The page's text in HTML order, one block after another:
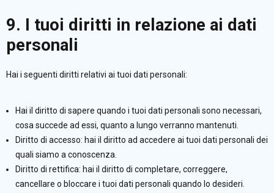
9. I tuoi diritti in relazione ai dati
personali
Hai i seguenti diritti relativi ai tuoi dati personali:
Hai il diritto di sapere quando i tuoi dati personali sono necessari,
cosa succede ad essi, quanto a lungo verranno mantenuti.
Diritto di accesso: hai il diritto ad accedere ai tuoi dati personali dei
quali siamo a conoscenza.
Diritto di rettifica: hai il diritto di completare, correggere,
cancellare o bloccare i tuoi dati personali quando lo desideri.